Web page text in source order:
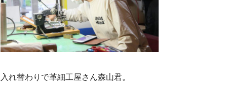
入れ替わりで革細工屋さん森山君。